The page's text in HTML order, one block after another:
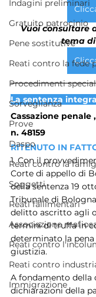
Indagini preliminari
Gratuito patrocinio
Pene sostitutive
Reati contro la fede
Procedimenti
Sorveglianza
Prove
Daspo
Reati contro la
Soggetti
Reati fallimentari
Associazione
Reati contro
Reati contro
Immigrazione
Vuoi consultare
tema
La sentenza
Cassazione penale
n. 48159
RITENUTO IN
1. Con il
Corte di appello di
della sentenza 19
Tribunale di
delitto ascritto agli
termini di truffa in
determinato la
giustizia.
A fondamento della
dichiarazioni della